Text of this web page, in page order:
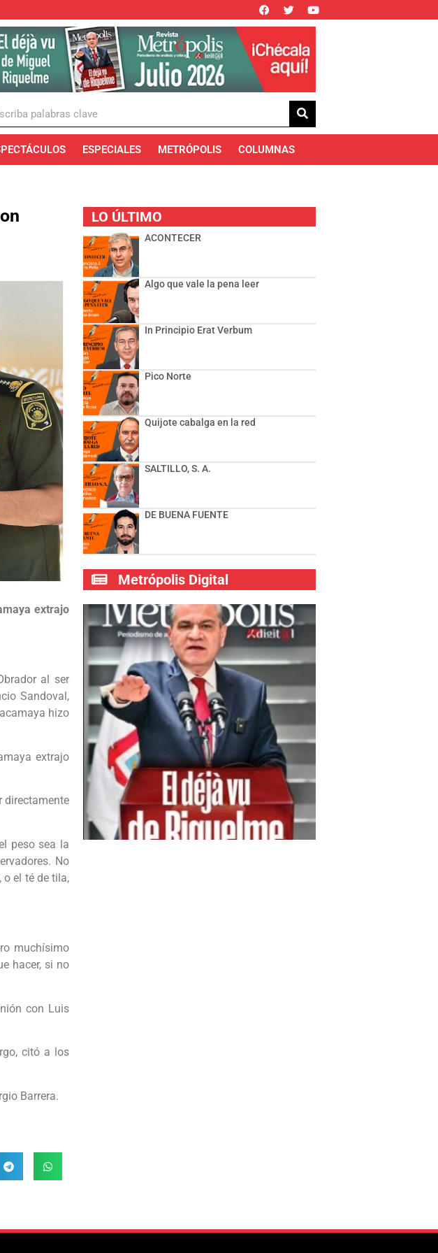
ESPECIALES METRÓPOLIS COLUMNAS
extrajo
al ser
Sandoval,
hizo
extrajo
directamente
peso sea la
No
o el té de tila,
muchísimo
hacer, si no
con Luis
citó a los
Barrera.
LO ÚLTIMO
ACONTECER
Algo que vale la pena leer
In Principio Erat Verbum
Pico Norte
Quijote cabalga en la red
SALTILLO, S. A.
DE BUENA FUENTE
Metrópolis Digital